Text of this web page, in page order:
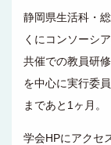
静岡県生活科・
くにコンソーシ
共催での教員研
を中心に実行委
まであと1ヶ月。
学会HPにアクセ